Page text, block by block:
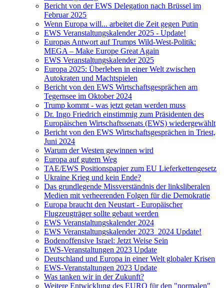
Bericht von der EWS Delegation nach Brüssel im
Februar 2025
Wenn Europa will... arbeitet die Zeit gegen Putin
EWS Veranstaltungskalender 2025 - Update!
Europas Antwort auf Trumps Wild-West-Politik:
MEGA – Make Europe Great Again
EWS Veranstaltungskalender 2025
Europa 2025: Überleben in einer Welt zwischen
Autokraten und Machtspielen
Bericht von den EWS Wirtschaftsgesprächen am
Tegernsee im Oktober 2024
Trump kommt - was jetzt getan werden muss
Dr. Ingo Friedrich einstimmig zum Präsidenten des
Europäischen Wirtschaftssenats (EWS) wiedergewählt
Bericht von den EWS Wirtschaftsgesprächen in Triest,
Juni 2024
Warum der Westen gewinnen wird
Europa auf gutem Weg
TAE/EWS Positionspapier zum EU Lieferkettengesetz
Ukraine Krieg und kein Ende?
Das grundlegende Missverständnis der linksliberalen
Medien mit verheerenden Folgen für die Demokratie
Europa braucht den Neustart - Europäischer
Flugzeugträger sollte gebaut werden
EWS Veranstaltungskalender 2024
EWS Veranstaltungskalender 2023_2024 Update!
Bodenoffensive Israel: Jetzt Weise Sein
EWS-Veranstaltungen 2023 Update
Deutschland und Europa in einer Welt globaler Krisen
EWS-Veranstaltungen 2023 Update
Was tanken wir in der Zukunft?
Weitere Entwicklung des EURO für den "normalen"